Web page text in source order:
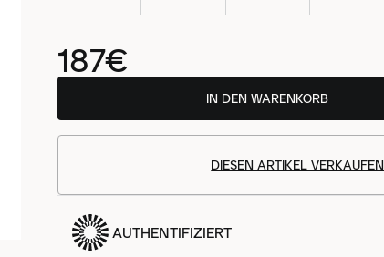
187€
IN DEN WARENKORB
DIESEN ARTIKEL VERKAUFEN
AUTHENTIFIZIERT